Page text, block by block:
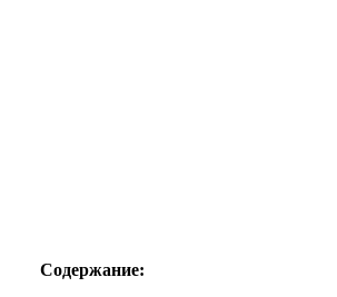
Содержание: